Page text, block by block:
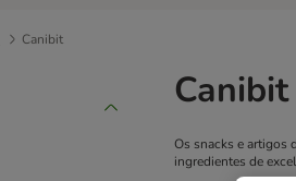
Canibit
Canibit
Os snacks e artigos
ingredientes de